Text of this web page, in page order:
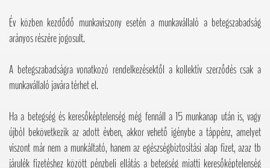
Év közben kezdődő munkaviszony esetén a munkavállaló a betegszabadság
arányos részére jogosult.
A betegszabadságra vonatkozó rendelkezésektől a kollektív szerződés csak a
munkavállaló javára térhet el.
Ha a betegség és keresőképtelenség még fennáll a 15 munkanap után is, vagy
újból bekövetkezik az adott évben, akkor vehető igénybe a táppénz, amelyet
viszont már nem a munkáltató, hanem az egészségbiztosítási alap fizet, azaz tb
járulék fizetéshez között pénzbeli ellátás a betegség miatti keresőképtelenség